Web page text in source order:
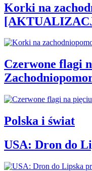
Korki na
Czerwone flagi
Polska i świat
USA: Dron do